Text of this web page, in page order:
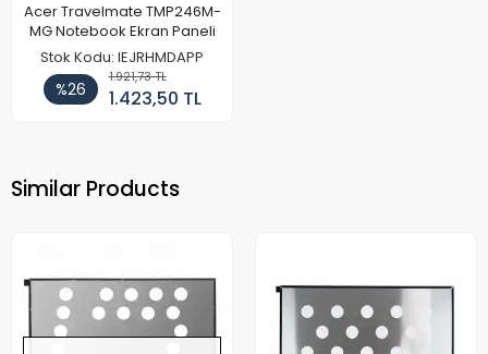
Acer Travelmate TMP246M-
MG Notebook Ekran Paneli
Stok Kodu: IEJRHMDAPP
%26
1.921,73 TL
1.423,50 TL
Similar Products